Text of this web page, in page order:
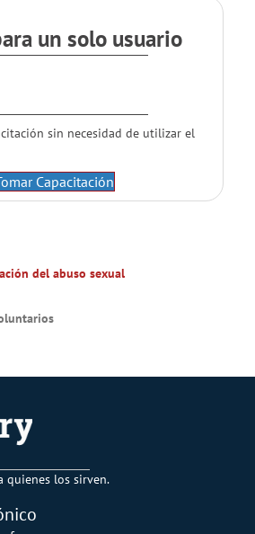
un solo usuario
sin necesidad de utilizar el
Capacitación
del abuso sexual
quienes los sirven.